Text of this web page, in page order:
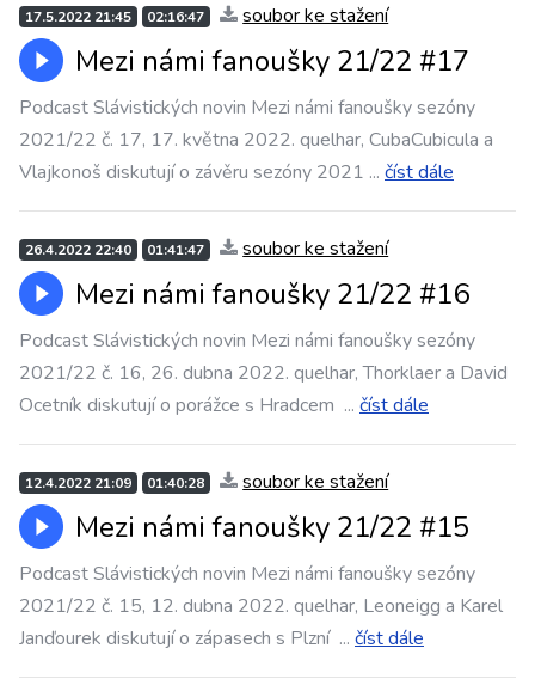
17.5.2022 21:45 02:16:47 soubor ke stažení
Mezi námi fanoušky 21/22 #17
Podcast Slávistických novin Mezi námi fanoušky sezóny
2021/22 č. 17, 17. května 2022. quelhar, CubaCubicula a
Vlajkonoš diskutují o závěru sezóny 2021 ... číst dále
26.4.2022 22:40 01:41:47 soubor ke stažení
Mezi námi fanoušky 21/22 #16
Podcast Slávistických novin Mezi námi fanoušky sezóny
2021/22 č. 16, 26. dubna 2022. quelhar, Thorklaer a David
Ocetník diskutují o porážce s Hradcem ... číst dále
12.4.2022 21:09 01:40:28 soubor ke stažení
Mezi námi fanoušky 21/22 #15
Podcast Slávistických novin Mezi námi fanoušky sezóny
2021/22 č. 15, 12. dubna 2022. quelhar, Leoneigg a Karel
Janďourek diskutují o zápasech s Plzní ... číst dále